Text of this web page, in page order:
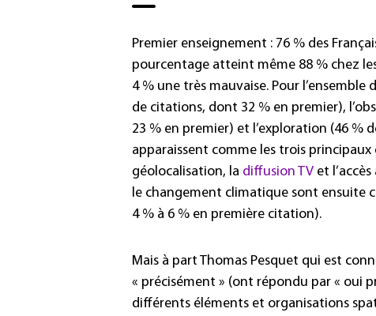
Premier enseignement : 76 % des
pourcentage atteint même 88 % chez
4 % une très mauvaise. Pour
de citations, dont 32 % en premier),
23 % en premier) et l’exploration (46 %
apparaissent comme les trois principaux
géolocalisation, la diffusion TV et
le changement climatique sont ensuite
4 % à 6 % en première citation).
Mais à part Thomas Pesquet qui est
« précisément » (ont répondu par « oui
différents éléments et organisations